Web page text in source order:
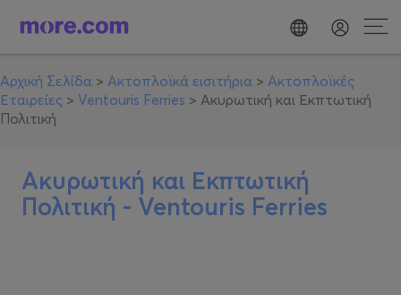
Αρχική Σελίδα > Ακτοπλοϊκά εισιτήρια > Ακτοπλοϊκές
Εταιρείες > Ventouris Ferries > Ακυρωτική και Εκπτωτική
Πολιτική
Ακυρωτική και Εκπτωτική
Πολιτική - Ventouris Ferries